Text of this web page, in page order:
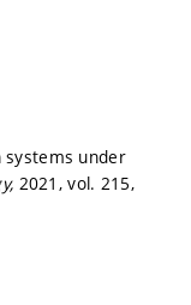
systems under
2021, vol. 215,